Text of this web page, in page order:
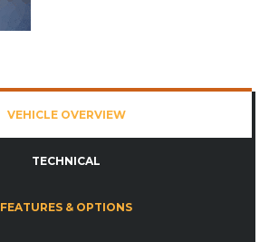
VEHICLE OVERVIEW
TECHNICAL
FEATURES & OPTIONS